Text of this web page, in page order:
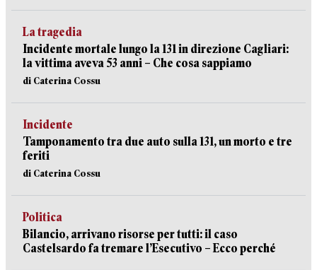
La tragedia
Incidente mortale lungo la 131 in direzione Cagliari:
la vittima aveva 53 anni – Che cosa sappiamo
di Caterina Cossu
Incidente
Tamponamento tra due auto sulla 131, un morto e tre
feriti
di Caterina Cossu
Politica
Bilancio, arrivano risorse per tutti: il caso
Castelsardo fa tremare l’Esecutivo – Ecco perché